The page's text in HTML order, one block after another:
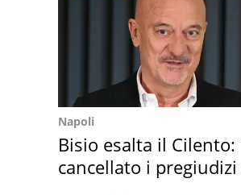
Napoli
Bisio esalta il Cilento:
cancellato i